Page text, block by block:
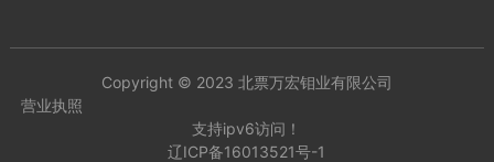
Copyright © 2023 北票万宏钼业有限公司
营业执照
支持ipv6访问！
辽ICP备16013521号-1